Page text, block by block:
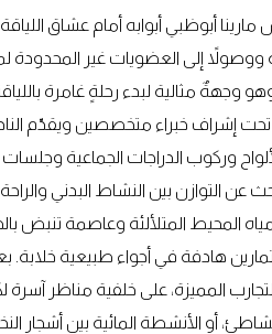
أبوظبي أبوابه أمام عشاق
وهو وجهةٌ مثالية لبدء رحلةٍ غامرة
تحت إشراف خبراء متخصصين ويقدّم
وركوب الدراجات الجماعية وجلسات
عن التوازن بين النشاط البدني والراحة
المحيط المتلألئة وعاصمة تنبض
هادفة في أجواء طبيعية خلابة.
المميزة، على خلفية مناظر
أو الأنشطة المائية بين أشجار